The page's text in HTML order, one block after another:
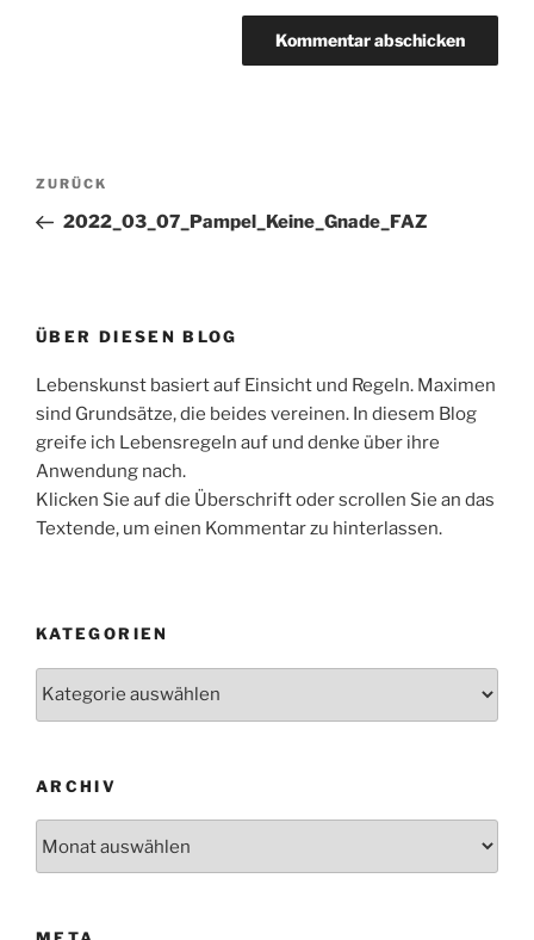
Beitragsnavigation
Vorheriger
Beitrag
ZURÜCK
2022_03_07_Pampel_Keine_Gnade_FAZ
ÜBER DIESEN BLOG
Lebenskunst basiert auf Einsicht und Regeln. Maximen
sind Grundsätze, die beides vereinen. In diesem Blog
greife ich Lebensregeln auf und denke über ihre
Anwendung nach.
Klicken Sie auf die Überschrift oder scrollen Sie an das
Textende, um einen Kommentar zu hinterlassen.
KATEGORIEN
ARCHIV